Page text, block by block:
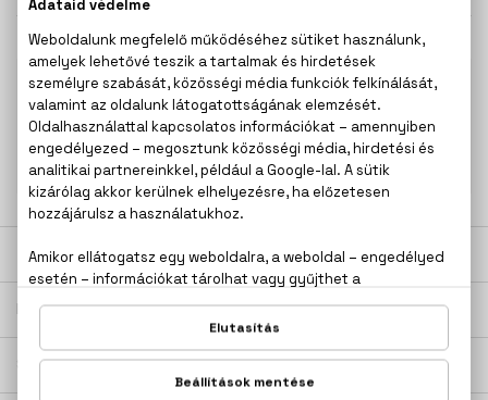
100% eredeti termékek,14 napos visszaküldési
garanciával
Kérdésed van, elakadtál? Hívd ügyfélszolgálatunkat: +36
20 267 5125
LEÍRÁS
ÉRTÉKELÉSEK (0)
SZÁLLÍTÁS